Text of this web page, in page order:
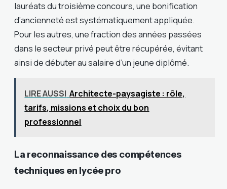
lauréats du troisième concours, une bonification
d’ancienneté est systématiquement appliquée.
Pour les autres, une fraction des années passées
dans le secteur privé peut être récupérée, évitant
ainsi de débuter au salaire d’un jeune diplômé.
LIRE AUSSI Architecte-paysagiste : rôle,
tarifs, missions et choix du bon
professionnel
La reconnaissance des compétences
techniques en lycée pro